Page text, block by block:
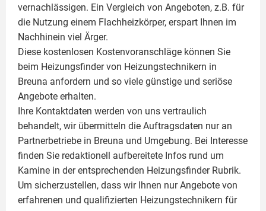
vernachlässigen. Ein Vergleich von Angeboten, z.B. für
die Nutzung einem Flachheizkörper, erspart Ihnen im
Nachhinein viel Ärger.
Diese kostenlosen Kostenvoranschläge können Sie
beim Heizungsfinder von Heizungstechnikern in
Breuna anfordern und so viele günstige und seriöse
Angebote erhalten.
Ihre Kontaktdaten werden von uns vertraulich
behandelt, wir übermitteln die Auftragsdaten nur an
Partnerbetriebe in Breuna und Umgebung. Bei Interesse
finden Sie redaktionell aufbereitete Infos rund um
Kamine in der entsprechenden Heizungsfinder Rubrik.
Um sicherzustellen, dass wir Ihnen nur Angebote von
erfahrenen und qualifizierten Heizungstechnikern für